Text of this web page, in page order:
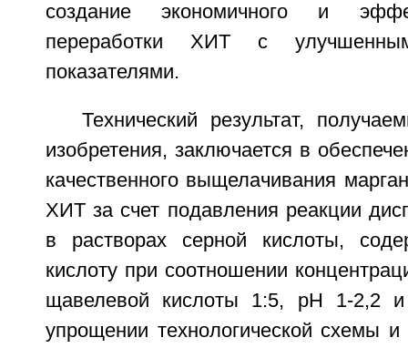
создание экономичного и
переработки ХИТ с
показателями.
Технический результат,
изобретения, заключается в
качественного выщелачивания
ХИТ за счет подавления реакции
в растворах серной кислоты,
кислоту при соотношении
щавелевой кислоты 1:5, рН 1-2,2 и
упрощении технологической схемы и